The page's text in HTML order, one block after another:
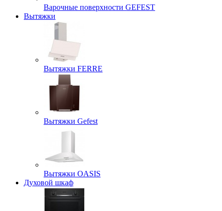
Варочные поверхности GEFEST
Вытяжки
Вытяжки FERRE
Вытяжки Gefest
Вытяжки OASIS
Духовой шкаф